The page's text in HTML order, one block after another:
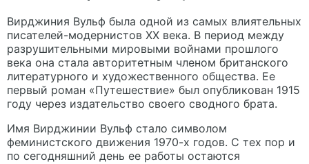
Вирджиния Вульф была одной из самых влиятельных
писателей-модернистов XX века. В период между
разрушительными мировыми войнами прошлого
века она стала авторитетным членом британского
литературного и художественного общества. Ее
первый роман «Путешествие» был опубликован 1915
году через издательство своего сводного брата.
Имя Вирджинии Вульф стало символом
феминистского движения 1970-х годов. С тех пор и
по сегодняшний день ее работы остаются